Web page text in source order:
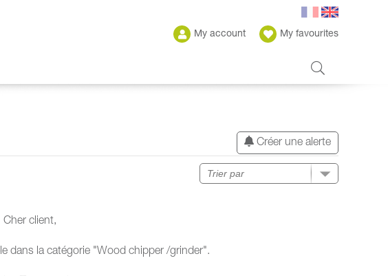
My account My favourites
Créer une alerte
Cher client,
dans la catégorie "Wood chipper /grinder".